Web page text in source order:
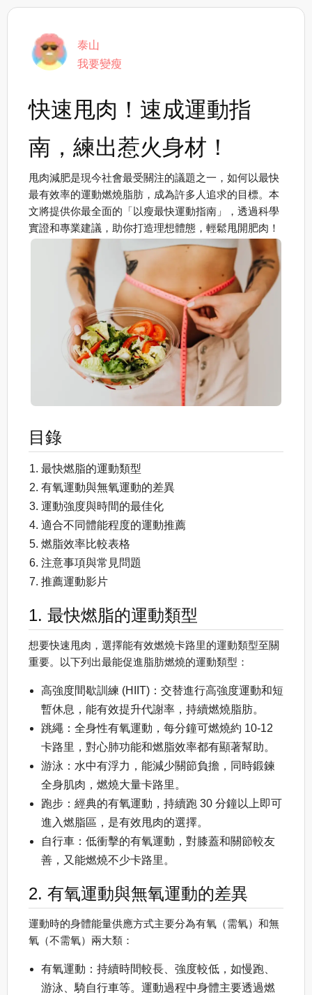
泰山
我要變瘦
快速甩肉！速成運動指
南，練出惹火身材！
甩肉減肥是現今社會最受關注的議題之一，如何以最快
最有效率的運動燃燒脂肪，成為許多人追求的目標。本
文將提供你最全面的「以瘦最快運動指南」，透過科學
實證和專業建議，助你打造理想體態，輕鬆甩開肥肉！
目錄
最快燃脂的運動類型
有氧運動與無氧運動的差異
運動強度與時間的最佳化
適合不同體能程度的運動推薦
燃脂效率比較表格
注意事項與常見問題
推薦運動影片
1. 最快燃脂的運動類型
想要快速甩肉，選擇能有效燃燒卡路里的運動類型至關
重要。以下列出最能促進脂肪燃燒的運動類型：
高強度間歇訓練 (HIIT)：交替進行高強度運動和短
暫休息，能有效提升代謝率，持續燃燒脂肪。
跳繩：全身性有氧運動，每分鐘可燃燒約 10-12
卡路里，對心肺功能和燃脂效率都有顯著幫助。
游泳：水中有浮力，能減少關節負擔，同時鍛鍊
全身肌肉，燃燒大量卡路里。
跑步：經典的有氧運動，持續跑 30 分鐘以上即可
進入燃脂區，是有效甩肉的選擇。
自行車：低衝擊的有氧運動，對膝蓋和關節較友
善，又能燃燒不少卡路里。
2. 有氧運動與無氧運動的差異
運動時的身體能量供應方式主要分為有氧（需氧）和無
氧（不需氧）兩大類：
有氧運動：持續時間較長、強度較低，如慢跑、
游泳、騎自行車等。運動過程中身體主要透過燃